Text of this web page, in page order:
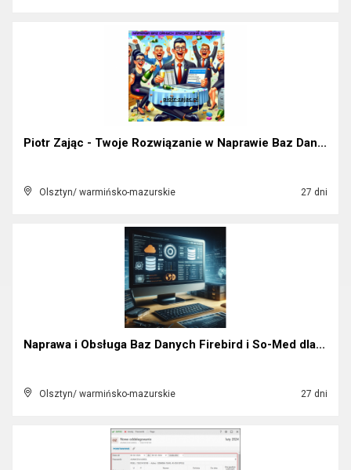
Piotr Zając - Twoje Rozwiązanie w Naprawie Baz Dan...
Olsztyn/ warmińsko-mazurskie 27 dni
Naprawa i Obsługa Baz Danych Firebird i So-Med dla...
Olsztyn/ warmińsko-mazurskie 27 dni